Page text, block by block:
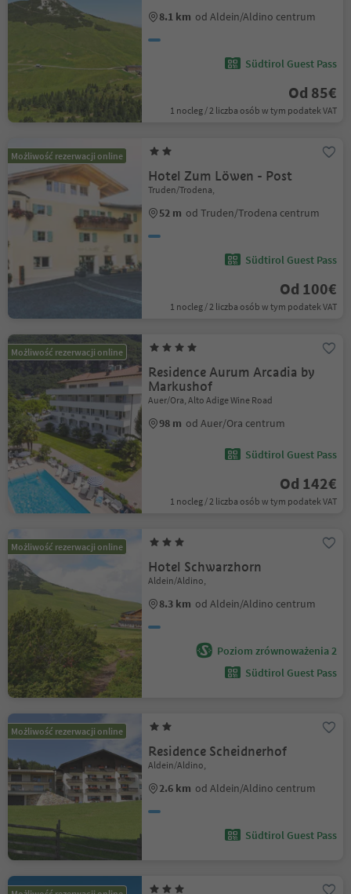
8.1 km od Aldein/Aldino centrum
Südtirol Guest Pass
Od 85€
1 nocleg / 2 liczba osób w tym podatek VAT
Możliwość rezerwacji online
Hotel Zum Löwen - Post
Truden/Trodena,
52 m od Truden/Trodena centrum
Südtirol Guest Pass
Od 100€
1 nocleg / 2 liczba osób w tym podatek VAT
Możliwość rezerwacji online
Residence Aurum Arcadia by
Markushof
Auer/Ora, Alto Adige Wine Road
98 m od Auer/Ora centrum
Südtirol Guest Pass
Od 142€
1 nocleg / 2 liczba osób w tym podatek VAT
Możliwość rezerwacji online
Hotel Schwarzhorn
Aldein/Aldino,
8.3 km od Aldein/Aldino centrum
Poziom zrównoważenia 2
Südtirol Guest Pass
Możliwość rezerwacji online
Residence Scheidnerhof
Aldein/Aldino,
2.6 km od Aldein/Aldino centrum
Südtirol Guest Pass